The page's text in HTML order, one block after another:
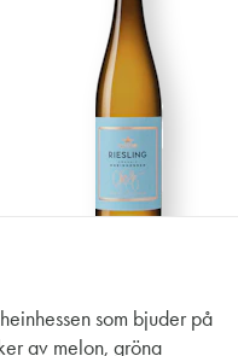
som bjuder på
av melon, gröna